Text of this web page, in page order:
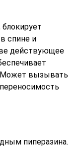
спине и
действующее
Может вызывать
пиперазина.